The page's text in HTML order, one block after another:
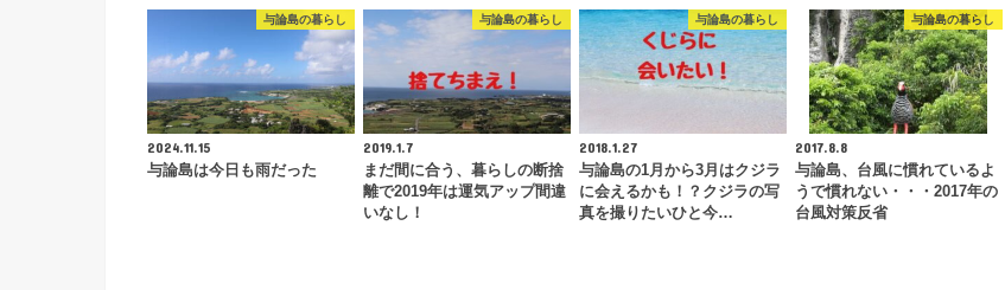
与論島の暮らし
2024.11.15
与論島は今日も雨だった
与論島の暮らし
2019.1.7
まだ間に合う、暮らしの断捨
離で2019年は運気アップ間違
いなし！
与論島の暮らし
2018.1.27
与論島の1月から3月はクジラ
に会えるかも！？クジラの写
真を撮りたいひと今…
与論島の暮らし
2017.8.8
与論島、台風に慣れているよ
うで慣れない・・・2017年の
台風対策反省